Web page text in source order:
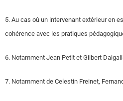
5. Au cas où un intervenant extérieur en
cohérence avec les pratiques
6. Notamment Jean Petit et Gilbert
7. Notamment de Celestin Freinet,